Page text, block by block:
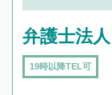
弁護士法
19時以降TEL可